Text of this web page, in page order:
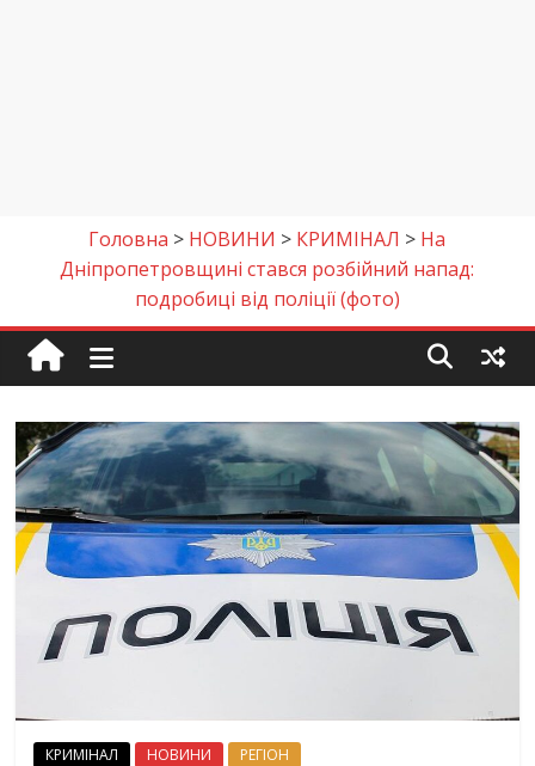
Головна > НОВИНИ > КРИМІНАЛ > На
Дніпропетровщині стався розбійний напад:
подробиці від поліції (фото)
КРИМІНАЛ НОВИНИ РЕГІОН